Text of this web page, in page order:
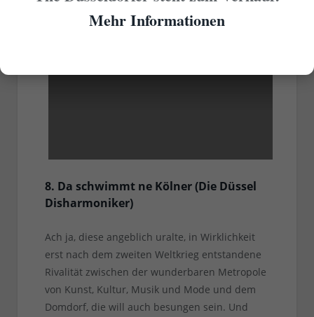
8. Da schwimmt ne Kölner (Die Düssel
Disharmoniker)
Ach ja, diese angeblich uralte, in Wirklichkeit
erst nach dem zweiten Weltkrieg entstandene
Rivalität zwischen der wunderbaren Metropole
von Kunst, Kultur, Musik und Mode und dem
Domdorf, die will auch besungen sein. Und
Mehr Informationen